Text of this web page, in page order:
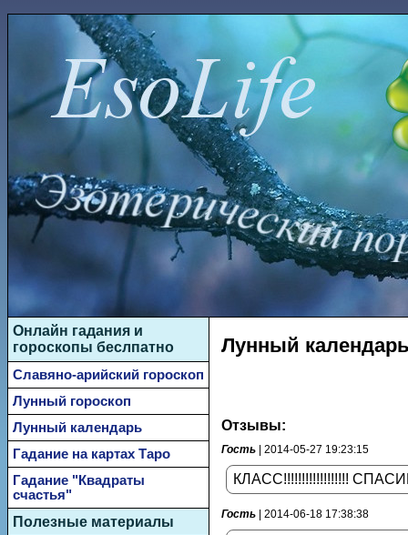
Лунный
Отзывы:
Гость | 2014-05-27 19:23:15
КЛАСС!!!!!!!!!!!!!!!!!!
Гость | 2014-06-18 17:38:38
Онлайн гадания и
гороскопы беслпатно
Славяно-арийский гороскоп
Лунный гороскоп
Лунный календарь
Гадание на картах Таро
Гадание "Квадраты
счастья"
Полезные материалы